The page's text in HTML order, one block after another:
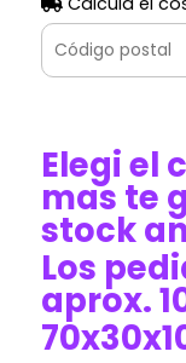
Elegi el
mas te
stock
Los
aprox.